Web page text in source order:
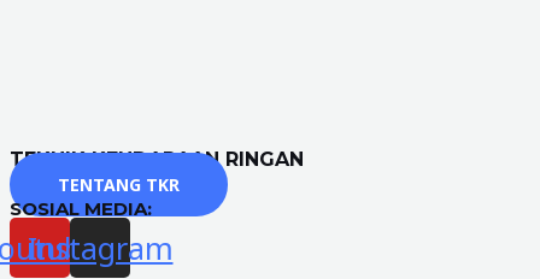
TEKNIK KENDARAAN RINGAN
TENTANG TKR
SOSIAL MEDIA:
Instagram